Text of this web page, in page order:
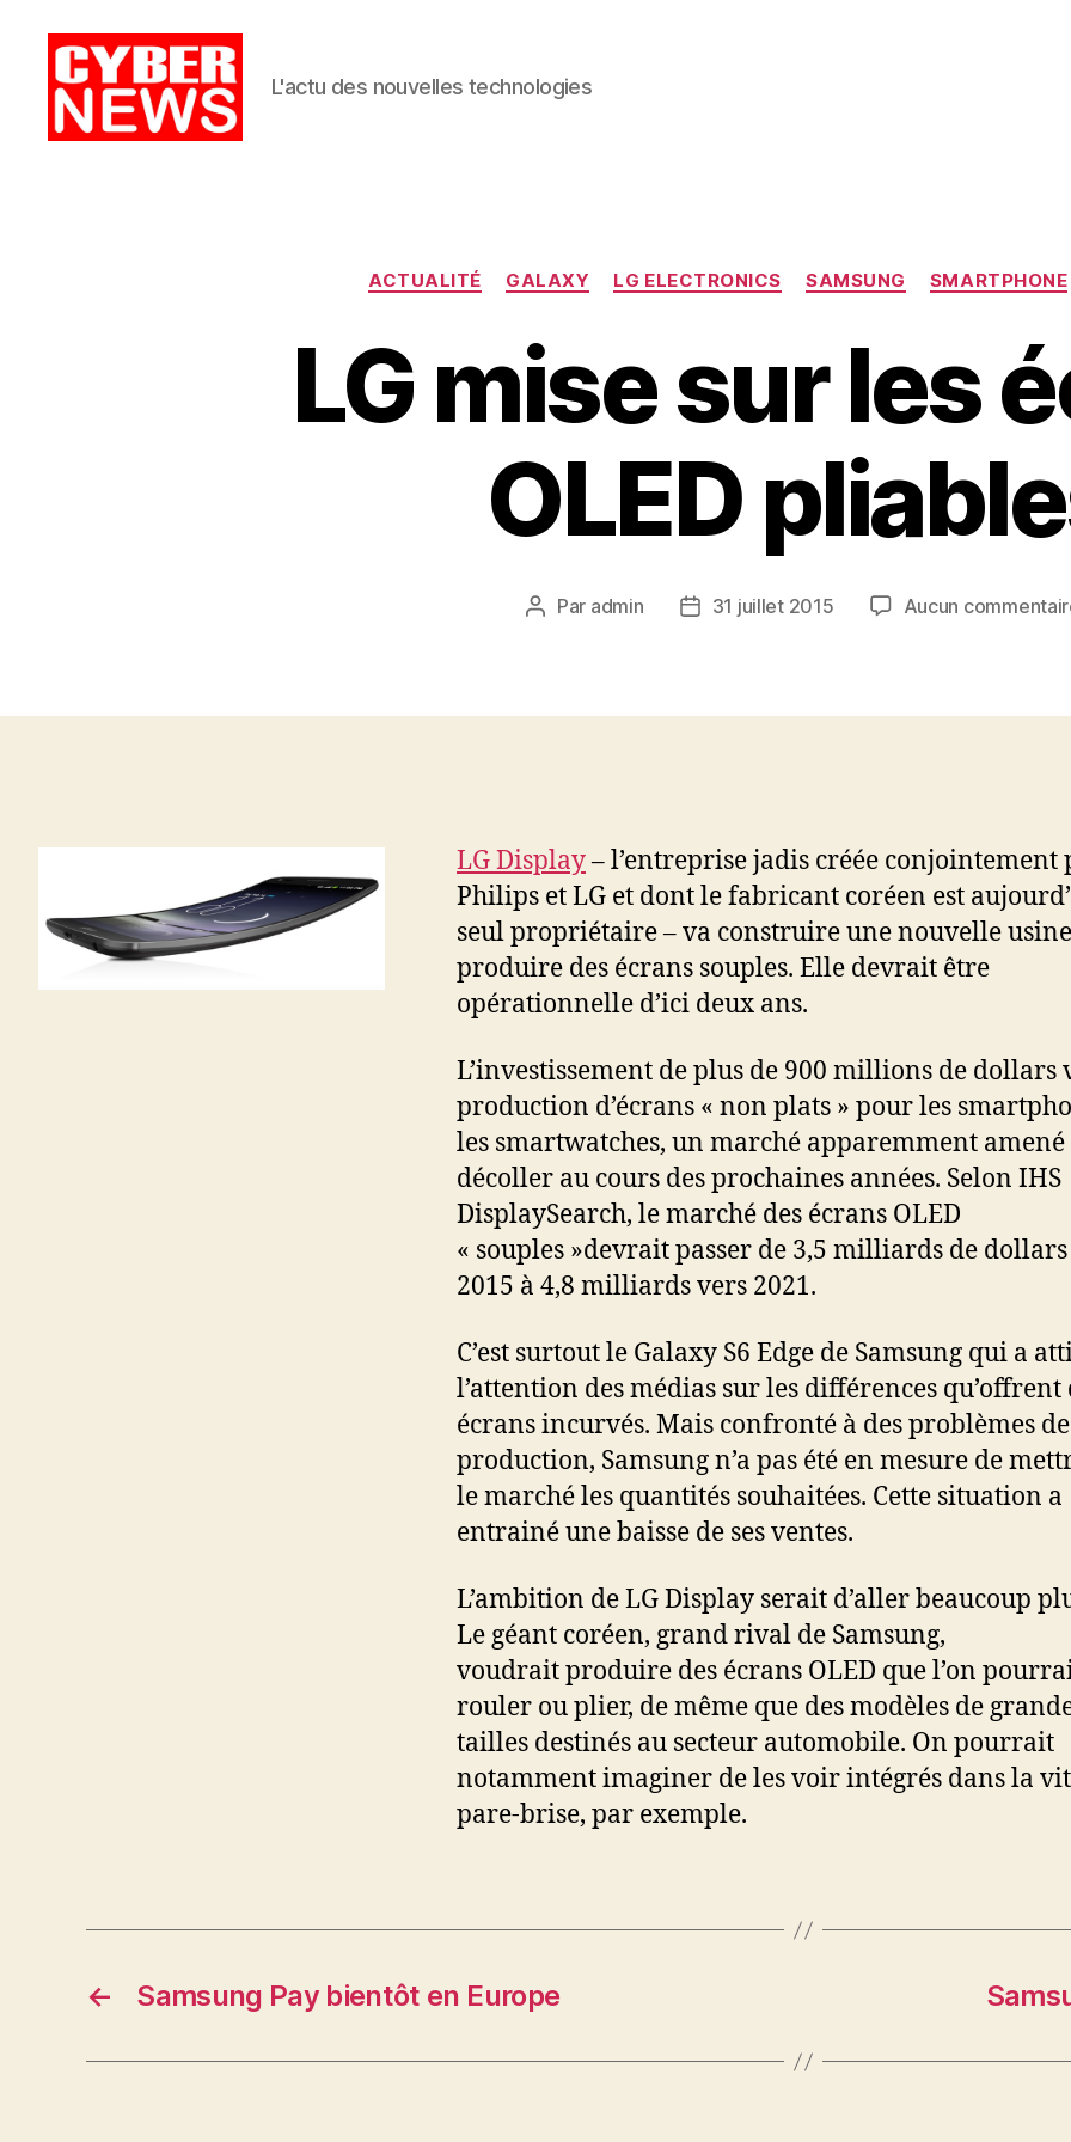
L'actu des nouvelles technologies
Catégories
ACTUALITÉ GALAXY LG ELECTRONICS SAMSUNG SMARTPHONE
LG mise sur les
OLED
Auteur
Par admin
Date31 juillet 2015 Aucun
LG Display– l’entreprise jadis créée conjointement
Philips et LG et dont le fabricant coréen est
seul propriétaire – va construire une nouvelle
produire des écrans souples. Elle devrait être
opérationnelle d’ici deux ans.
L’investissement de plus de 900 millions de dollars
production d’écrans « non plats » pour les
les smartwatches, un marché apparemment amené
décoller au cours des prochaines années. Selon IHS
DisplaySearch, le marché des écrans OLED
« souples »devrait passer de 3,5 milliards de
2015 à 4,8 milliards vers 2021.
C’est surtout le Galaxy S6 Edge de Samsung qui a
l’attention des médias sur les différences qu’offrent
écrans incurvés. Mais confronté à des problèmes de
production, Samsung n’a pas été en mesure de
le marché les quantités souhaitées. Cette situation a
entrainé une baisse de ses ventes.
L’ambition de LG Display serait d’aller beaucoup
Le géant coréen, grand rival de Samsung,
voudrait produire des écrans OLED que l’on
rouler ou plier, de même que des modèles de
tailles destinés au secteur automobile. On pourrait
notamment imaginer de les voir intégrés dans la
pare-brise, par exemple.
← Samsung Pay bientôt en Europe